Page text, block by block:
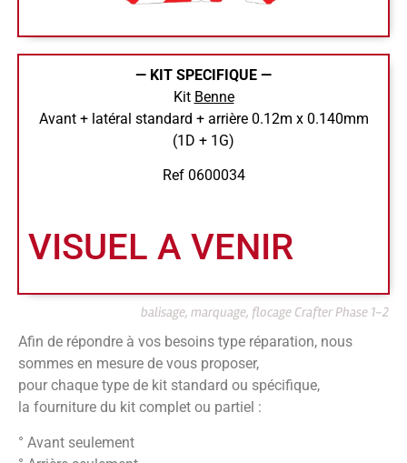
— KIT SPECIFIQUE —
Kit Benne
Avant + latéral standard + arrière 0.12m x 0.140mm
(1D + 1G)
Ref 0600034
VISUEL A VENIR
balisage, marquage, flocage Crafter Phase 1-2
Afin de répondre à vos besoins type réparation, nous
sommes en mesure de vous proposer,
pour chaque type de kit standard ou spécifique,
la fourniture du kit complet ou partiel :
° Avant seulement